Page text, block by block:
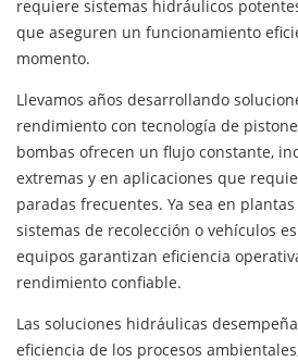
requiere sistemas hidráulicos
que aseguren un funcionamiento
momento.
Llevamos años desarrollando
rendimiento con tecnología de
bombas ofrecen un flujo constante,
extremas y en aplicaciones que
paradas frecuentes. Ya sea en
sistemas de recolección o vehículos
equipos garantizan eficiencia
rendimiento confiable.
Las soluciones hidráulicas
eficiencia de los procesos